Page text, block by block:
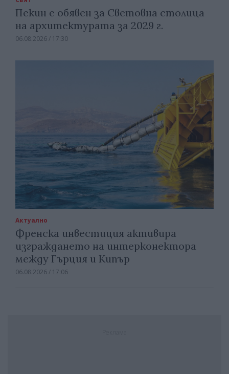
Пекин е обявен за Световна столица
на архитектурата за 2029 г.
06.08.2026 / 17:30
Актуално
Френска инвестиция активира
изграждането на интерконектора
между Гърция и Кипър
06.08.2026 / 17:06